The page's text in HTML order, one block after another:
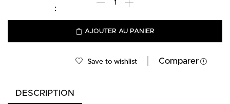
AJOUTER AU PANIER
Save to wishlist Comparer
DESCRIPTION